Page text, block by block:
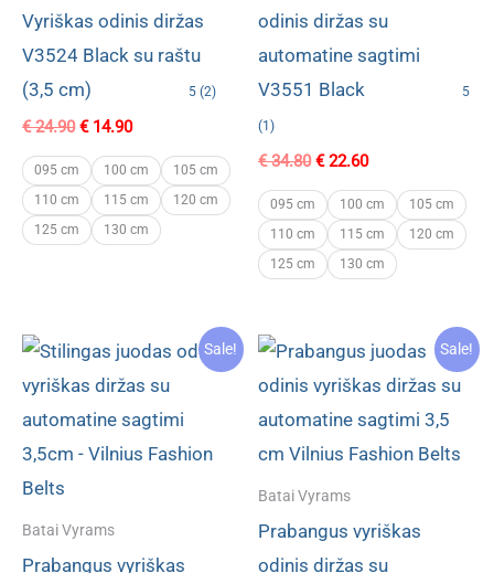
Vyriškas odinis diržas
V3524 Black su raštu
(3,5 cm)
5 (2)
€24.90 Original
was:
€ 24.90.
€14.90Current
is:
€ 14.90.
095 cm 100 cm
105 cm
110 cm
115 cm
120 cm
125 cm
130 cm
odinis diržas su
automatine sagtimi
V3551 Black
5
(1)
€34.80 Original
was:
€ 34.80.
€22.60Current
is:
€ 22.60.
095 cm 100 cm
105 cm
110 cm
115 cm
120 cm
125 cm
130 cm
Sale!
Batai Vyrams
Prabangus vyriškas
Sale!
Batai Vyrams
Prabangus vyriškas
odinis diržas su